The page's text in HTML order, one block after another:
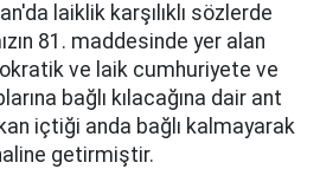
laiklik karşılıklı sözlerde
81. maddesinde yer alan
ve laik cumhuriyete ve
bağlı kılacağına dair ant
içtiği anda bağlı kalmayarak
getirmiştir.